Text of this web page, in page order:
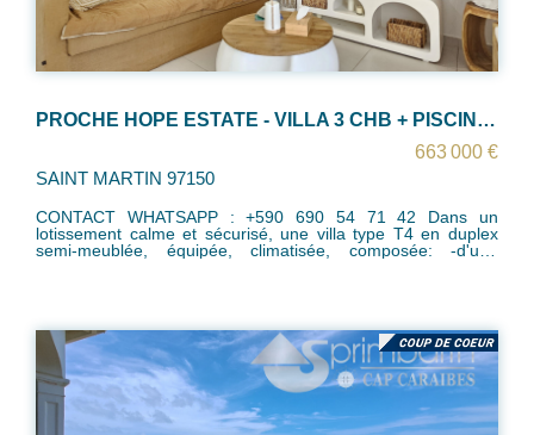
PROCHE HOPE ESTATE - VILLA 3 CHB + PISCINE + CITERNE
663 000 €
SAINT MARTIN 97150
CONTACT WHATSAPP : +590 690 54 71 42 Dans un
lotissement calme et sécurisé, une villa type T4 en duplex
semi-meublée, équipée, climatisée, composée: -d'une
privative - 2 places de stationnement La villa est équipée de
volets roulants motorisés Idéal pour une famille ! Opportunité
à saisir! Zone PPRN : Blanche Taxe foncière : 2000 euros
par an Charges du Lotissement : 240 euros par an Contact :
+590 690 54 71 42